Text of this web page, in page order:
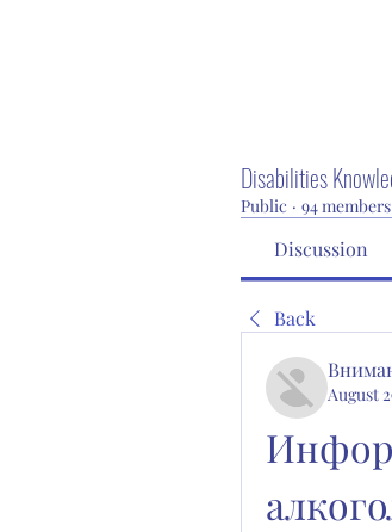
Disabilities
Public · 94 members
Discussion
Back
August